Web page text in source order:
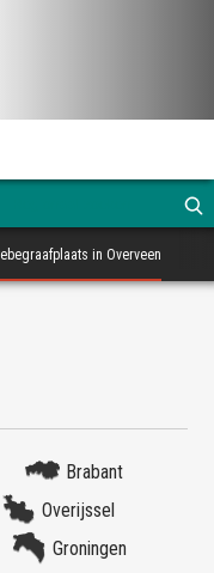
in Overveen
Brabant
Overijssel
Groningen